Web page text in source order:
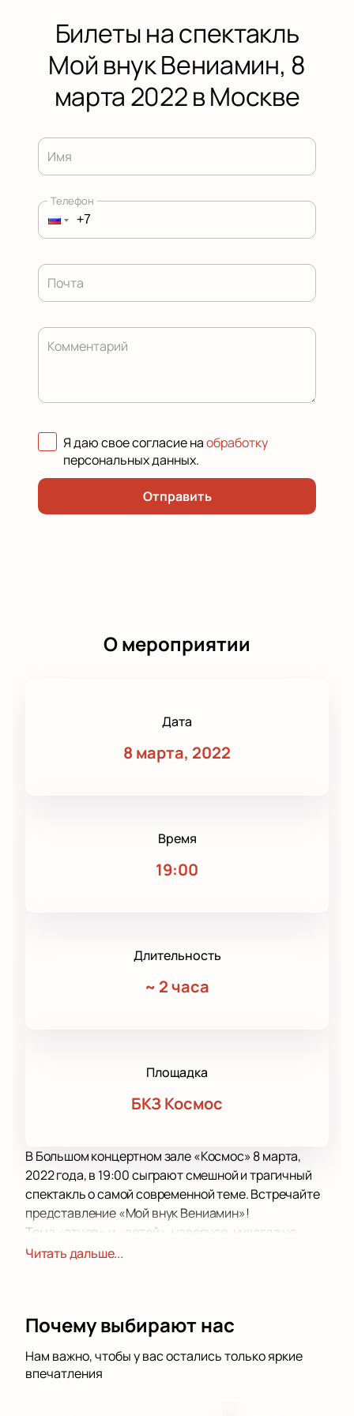
Билеты на спектакль
Мой внук Вениамин, 8
марта 2022 в Москве
Имя
Телефон
Почта
Комментарий
Я даю свое согласие наобработку
персональных данных.
Отправить
О мероприятии
Дата
8 марта, 2022
Время
19:00
Длительность
~ 2 часа
Площадка
БКЗ Космос
В Большом концертном зале «Космос» 8 марта,
2022 года, в 19:00 сыграют смешной и трагичный
спектакль о самой современной теме. Встречайте
представление «Мой внук Вениамин»!
Тема «отцов» и «детей», наверное, никогда не
перестанет трогать сердца и умы людей. История,
найти себе невестку. Согласится ли сын на свою
скрывает невеста? На эти и другие вопросы можно
будет ответить, посмотрев этот спектакль.
Читать дальше...
Почему выбирают нас
Нам важно, чтобы у вас остались только яркие
впечатления